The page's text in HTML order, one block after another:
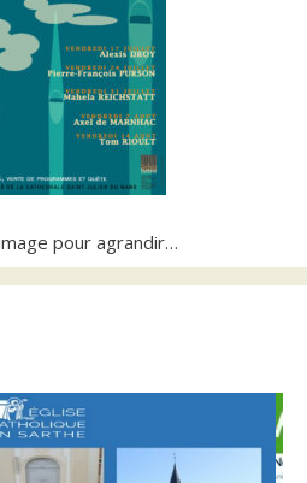
pour agrandir…